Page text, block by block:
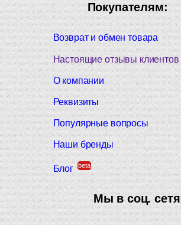
Покупателям:
Возврат и обмен товара
Настоящие отзывы клиентов
О компании
Реквизиты
Популярные вопросы
Наши бренды
Блог beta
Мы в соц.